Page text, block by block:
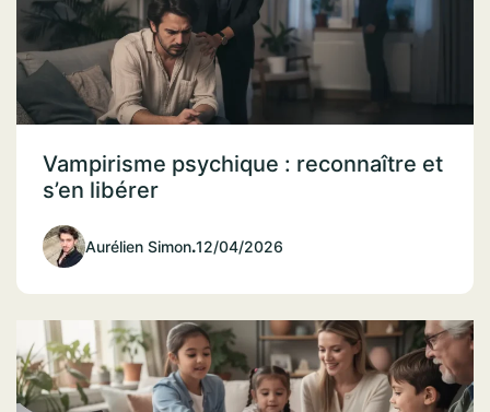
Vampirisme psychique : reconnaître et
s’en libérer
Aurélien Simon.12/04/2026